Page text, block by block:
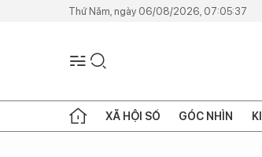
Thứ Năm, ngày 06/08/2026, 07:05:37
XÃ HỘI SỐ GÓC NHÌN